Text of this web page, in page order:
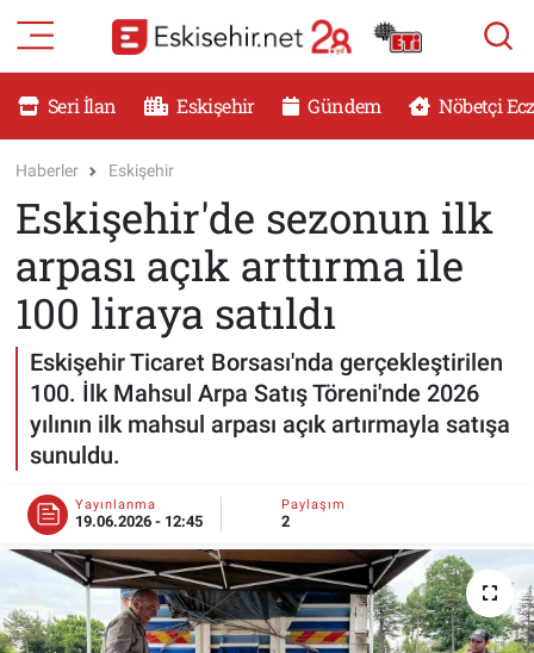
Seri İlan Eskişehir Gündem Nöbetçi
Haberler Eskişehir
Eskişehir'de sezonun ilk
arpası açık arttırma ile
100 liraya satıldı
Eskişehir Ticaret Borsası'nda gerçekleştirilen
100. İlk Mahsul Arpa Satış Töreni'nde 2026
yılının ilk mahsul arpası açık artırmayla satışa
sunuldu.
Yayınlanma
19.06.2026 - 12:45
Paylaşım
2
RESMİ İLANLAR
DÜNYA
SAĞLIK
MAGAZİN
KADIN
TEKNOLOJİ
YEMEK
ESKİŞEHİR NÖBETÇİ ECZANELER
Eskişehir Haber İçerikleri
Eskişehir Nöbetçi Eczaneler
Eskişehir Namaz Vakitleri
Eskişehir Trafik Yoğunluk Haritası
Süper Lig Puan Durumu ve Fikstür
Tüm Manşetler
Son Dakika Haberleri
Haber Arşivi